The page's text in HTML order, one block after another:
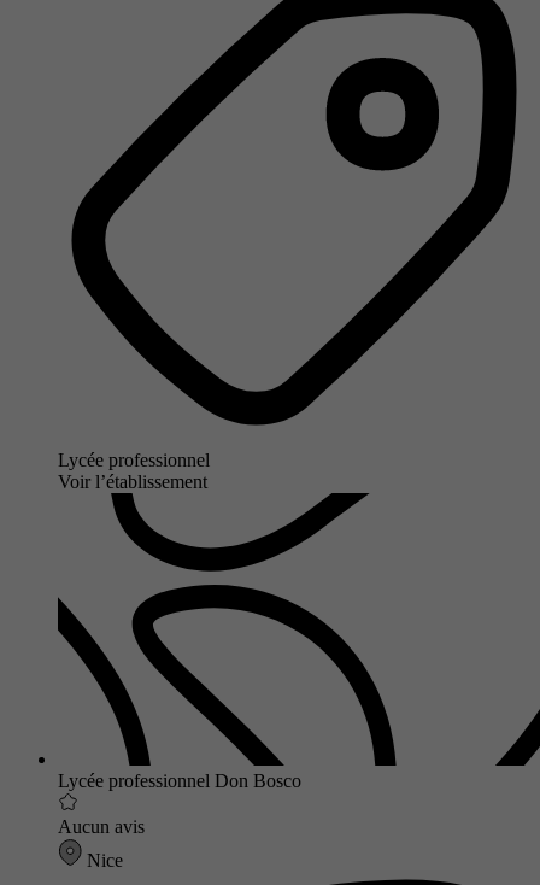
Lycée professionnel
Voir l’établissement
Lycée professionnel Don Bosco
Aucun avis
Nice